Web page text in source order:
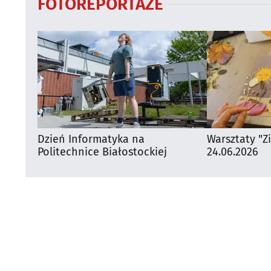
FOTOREPORTAŻE
Dzień Informatyka na
Politechnice Białostockiej
Warsztaty
24.06.2026